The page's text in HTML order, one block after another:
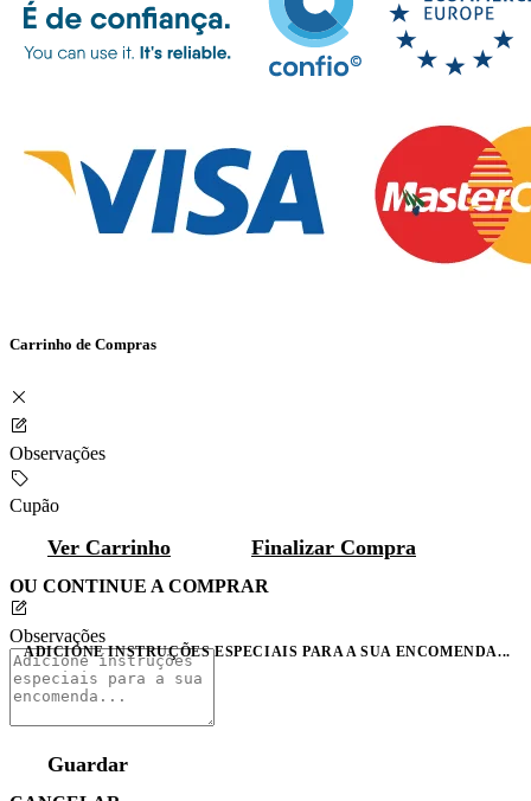
Carrinho de Compras
Observações
Cupão
Ver Carrinho Finalizar Compra
OU CONTINUE A COMPRAR
Observações
ADICIONE INSTRUÇÕES ESPECIAIS PARA A SUA ENCOMENDA...
Guardar